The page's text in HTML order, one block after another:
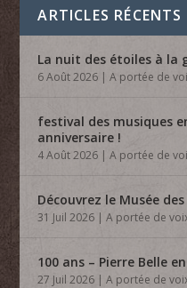
ARTICLES RÉCENTS
La nuit des étoiles à la
6 Août 2026 |A portée de
festival des musiques
anniversaire !
4 Août 2026 |A portée de
Découvrez le Musée
31 Juil 2026 |A portée de
100 ans – Pierre Belle
27 Juil 2026 |A portée de